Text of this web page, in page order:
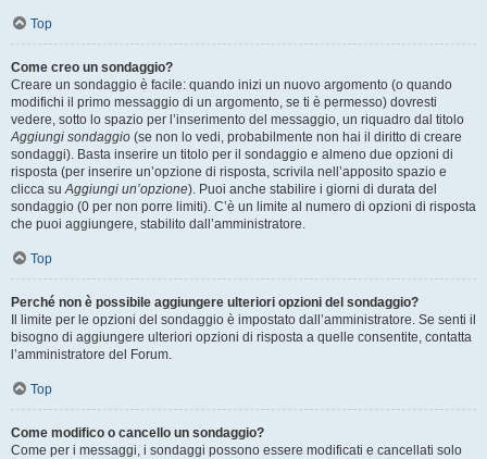
Top
Come creo un sondaggio?
Creare un sondaggio è facile: quando inizi un nuovo argomento (o quando
modifichi il primo messaggio di un argomento, se ti è permesso) dovresti
vedere, sotto lo spazio per l’inserimento del messaggio, un riquadro dal titolo
Aggiungi sondaggio (se non lo vedi, probabilmente non hai il diritto di creare
sondaggi). Basta inserire un titolo per il sondaggio e almeno due opzioni di
risposta (per inserire un’opzione di risposta, scrivila nell’apposito spazio e
clicca suAggiungi un’opzione). Puoi anche stabilire i giorni di durata del
sondaggio (0 per non porre limiti). C’è un limite al numero di opzioni di risposta
che puoi aggiungere, stabilito dall’amministratore.
Top
Perché non è possibile aggiungere ulteriori opzioni del sondaggio?
Il limite per le opzioni del sondaggio è impostato dall’amministratore. Se senti il
bisogno di aggiungere ulteriori opzioni di risposta a quelle consentite, contatta
l’amministratore del Forum.
Top
Come modifico o cancello un sondaggio?
Come per i messaggi, i sondaggi possono essere modificati e cancellati solo